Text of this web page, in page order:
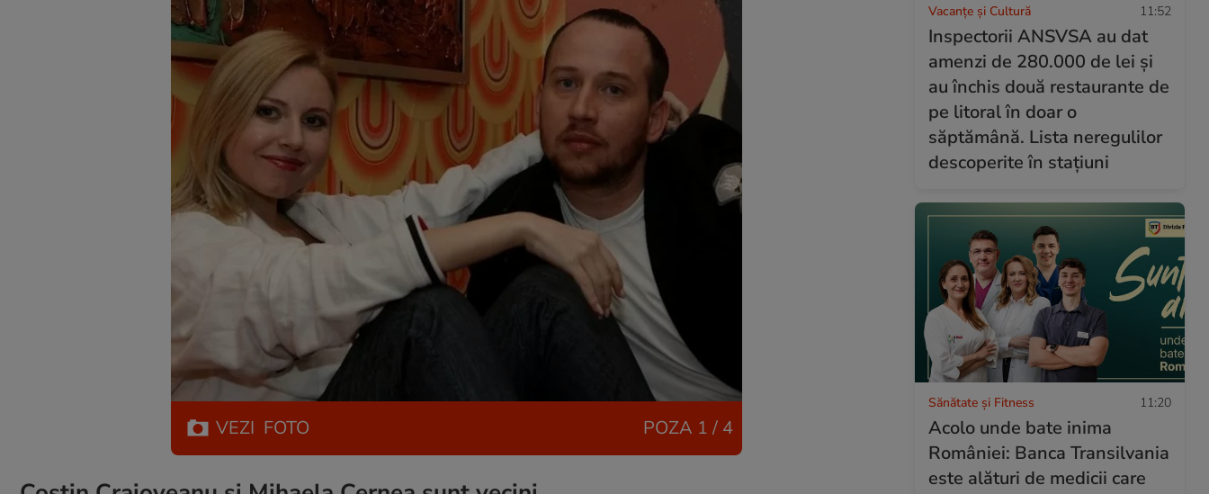
VEZI FOTO POZA 1 / 4
Vacanțe și Cultură 11:52
Inspectorii ANSVSA au dat
amenzi de 280.000 de lei și
au închis două restaurante de
pe litoral în doar o
săptămână. Lista neregulilor
descoperite în stațiuni
Sănătate și Fitness 11:20
Acolo unde bate inima
României: Banca Transilvania
este alături de medicii care